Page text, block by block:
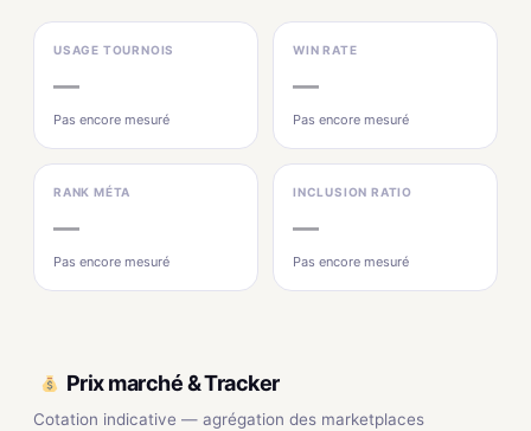
USAGE TOURNOIS
—
Pas encore mesuré
WIN RATE
—
Pas encore mesuré
RANK MÉTA
—
Pas encore mesuré
INCLUSION RATIO
—
Pas encore mesuré
Prix marché & Tracker
Cotation indicative — agrégation des marketplaces